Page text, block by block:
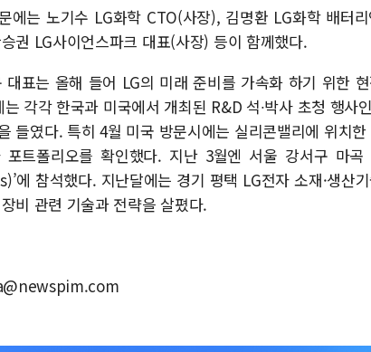
에는 노기수 LG화학 CTO(사장), 김명환 LG화학 배터
권 LG사이언스파크 대표(사장) 등이 함께했다.
대표는 올해 들어 LG의 미래 준비를 가속화 하기 위한
는 각각 한국과 미국에서 개최된 R&D 석∙박사 초청 행사
들였다. 특히 4월 미국 방문시에는 실리콘밸리에 위치
트폴리오를 확인했다. 지난 3월엔 서울 강서구 마곡
에 참석했다. 지난달에는 경기 평택 LG전자 소재·생산
비 관련 기술과 전략을 살폈다.